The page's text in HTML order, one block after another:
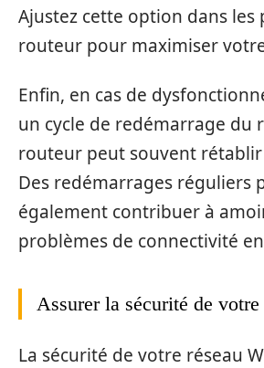
Ajustez cette option dans les
routeur pour maximiser
Enfin, en cas de
un cycle de redémarrage du
routeur peut souvent
Des redémarrages réguliers
également contribuer à
problèmes de connectivité
Assurer la sécurité de
La sécurité de votre réseau